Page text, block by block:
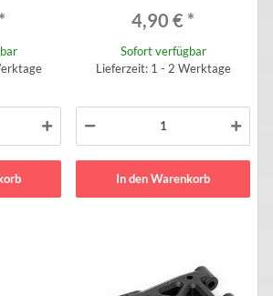
* 4,90 € *
Sofort verfügbar
Lieferzeit: 1 - 2 Werktage
In den Warenkorb